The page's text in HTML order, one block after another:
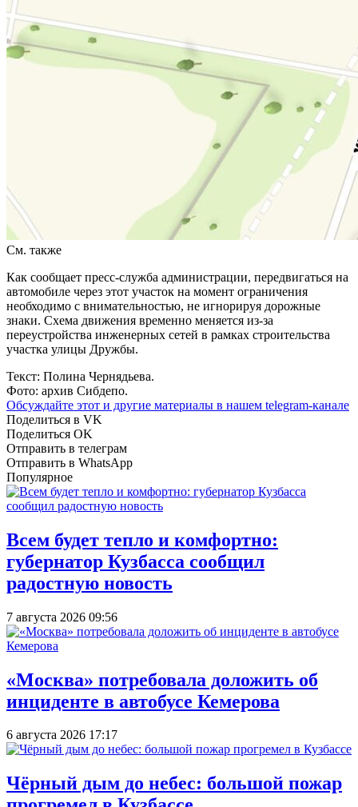
См. также
Как сообщает пресс-служба администрации, передвигаться на
автомобиле через этот участок на момент ограничения
необходимо с внимательностью, не игнорируя дорожные
знаки. Схема движения временно меняется из-за
переустройства инженерных сетей в рамках строительства
участка улицы Дружбы.
Текст: Полина Чернядьева.
Фото: архив Сибдепо.
Обсуждайте этот и другие материалы в нашем telegram-канале
Поделиться в VK
Поделиться OK
Отправить в телеграм
Отправить в WhatsApp
Популярное
Всем будет тепло и комфортно:
губернатор Кузбасса сообщил
радостную новость
7 августа 2026 09:56
«Москва» потребовала доложить об
инциденте в автобусе Кемерова
6 августа 2026 17:17
Чёрный дым до небес: большой пожар